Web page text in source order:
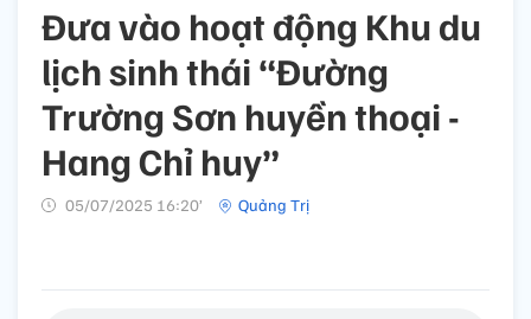
Đưa vào hoạt động Khu du
lịch sinh thái “Đường
Trường Sơn huyền thoại -
Hang Chỉ huy”
05/07/2025 16:20’ Quảng Trị